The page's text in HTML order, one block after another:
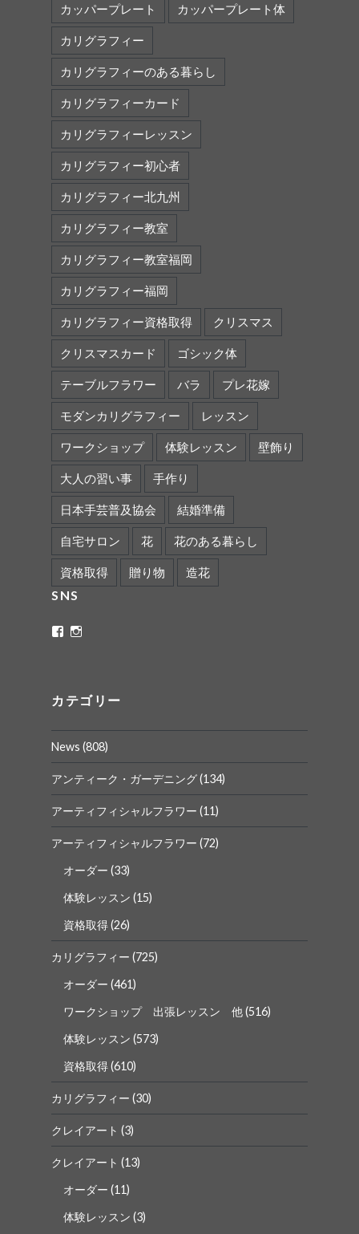
カッパープレート カッパープレート体
カリグラフィー
カリグラフィーのある暮らし
カリグラフィーカード
カリグラフィーレッスン
カリグラフィー初心者
カリグラフィー北九州
カリグラフィー教室
カリグラフィー教室福岡
カリグラフィー福岡
カリグラフィー資格取得 クリスマス
クリスマスカード ゴシック体
テーブルフラワー バラ プレ花嫁
モダンカリグラフィー レッスン
ワークショップ 体験レッスン 壁飾り
大人の習い事 手作り
日本手芸普及協会 結婚準備
自宅サロン 花 花のある暮らし
資格取得 贈り物 造花
SNS
ritaflower.calligraphy
ロ
フ
ー
ル
で
表
示
ロ
フ
ー
ル
で
表
示
カテゴリー
News (808)
アンティーク・ガーデニング(134)
アーティフィシャルフラワー (11)
アーティフィシャルフラワー (72)
オーダー (33)
体験レッスン (15)
資格取得(26)
カリグラフィー (725)
オーダー (461)
ワークショップ 出張レッスン 他(516)
体験レッスン (573)
資格取得(610)
カリグラフィー (30)
クレイアート (3)
クレイアート (13)
オーダー (11)
体験レッスン (3)